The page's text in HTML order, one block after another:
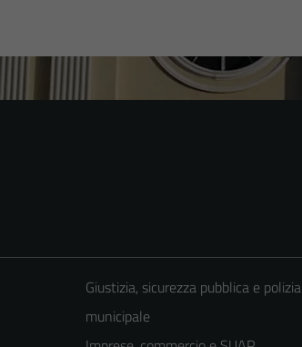
Giustizia, sicurezza pubblica e polizia
municipale